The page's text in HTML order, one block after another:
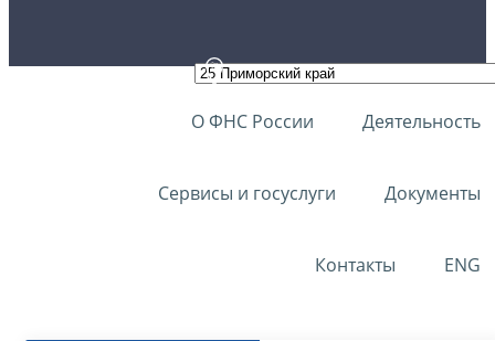
О ФНС России Деятельность
Сервисы и госуслуги Документы
Контакты ENG